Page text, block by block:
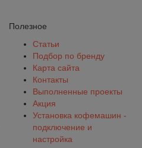
Полезное
Статьи
Подбор по бренду
Карта сайта
Контакты
Выполненные проекты
Акция
Установка кофемашин -
подключение и
настройка